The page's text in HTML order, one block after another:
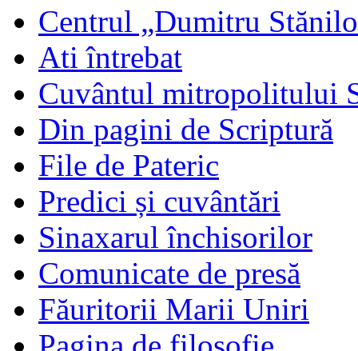
Centrul „Dumitru
Ati întrebat
Cuvântul mitropolitului
Din pagini de Scriptură
File de Pateric
Predici și cuvântări
Sinaxarul închisorilor
Comunicate de presă
Făuritorii Marii Uniri